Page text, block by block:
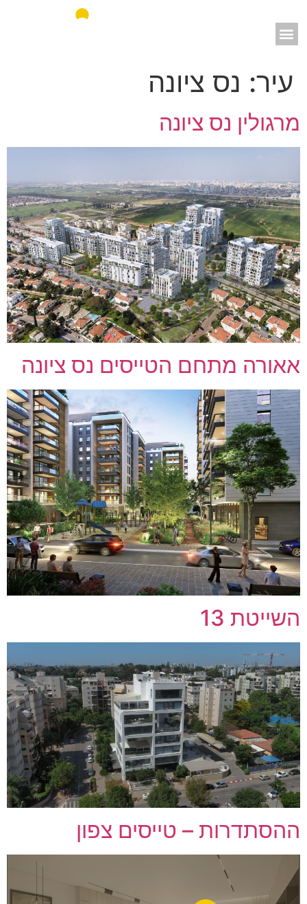
עיר: נס ציונה
מרגולין נס ציונה
אאורה מתחם הטייסים נס ציונה
השייטת 13
ההסתדרות – טייסים צפון